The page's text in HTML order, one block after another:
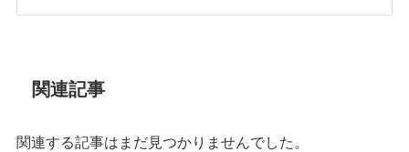
関連記事
関連する記事はまだ見つかりませんでした。